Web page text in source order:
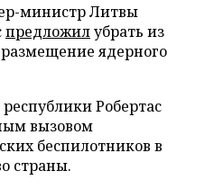
министр Литвы
предложилубрать из
ядерного
Робертас
вызовом
беспилотников в
страны.